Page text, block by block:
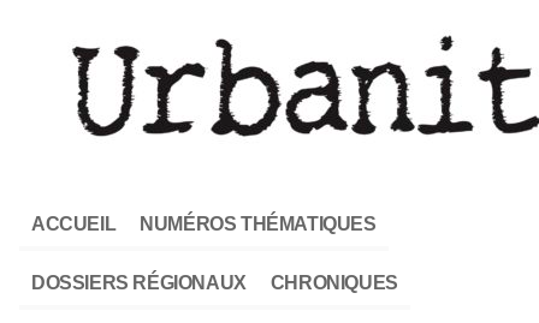
ACCUEIL NUMÉROS THÉMATIQUES
DOSSIERS RÉGIONAUX CHRONIQUES